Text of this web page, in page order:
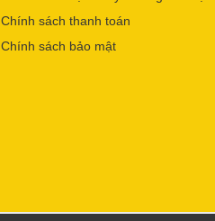
Chính sách thanh toán
Chính sách bảo mật